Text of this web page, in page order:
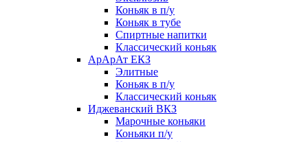
Коньяк в п/у
Коньяк в тубе
Спиртные напитки
Классический коньяк
АрАрАт ЕКЗ
Элитные
Коньяк в п/у
Классический коньяк
Иджеванский ВКЗ
Марочные коньяки
Коньяки п/у